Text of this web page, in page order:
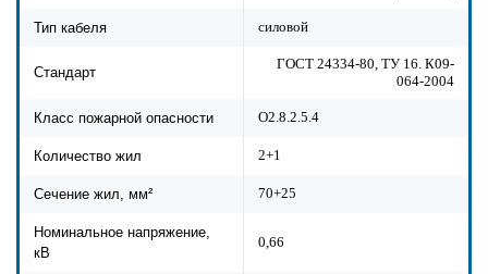
Тип кабеля силовой
Стандарт
ГОСТ 24334-80, ТУ 16. К09-
064-2004
Класс пожарной опасности О2.8.2.5.4
Количество жил 2+1
Сечение жил, мм² 70+25
Номинальное напряжение,
кВ
0,66